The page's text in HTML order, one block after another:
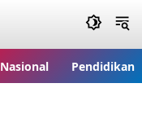
Nasional Pendidikan